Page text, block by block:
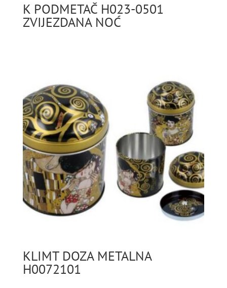
K PODMETAČ H023-0501
ZVIJEZDANA NOĆ
KLIMT DOZA METALNA
H0072101